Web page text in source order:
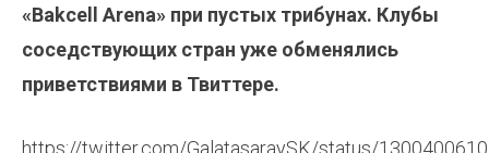
«Bakcell Arena» при пустых трибунах. Клубы
соседствующих стран уже обменялись
приветствиями в Твиттере.